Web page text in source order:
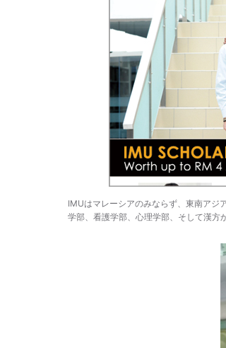
IMUはマレーシアのみならず、東南アジ
学部、看護学部、心理学部、そして漢方